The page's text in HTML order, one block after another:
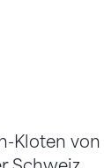
Kloten von